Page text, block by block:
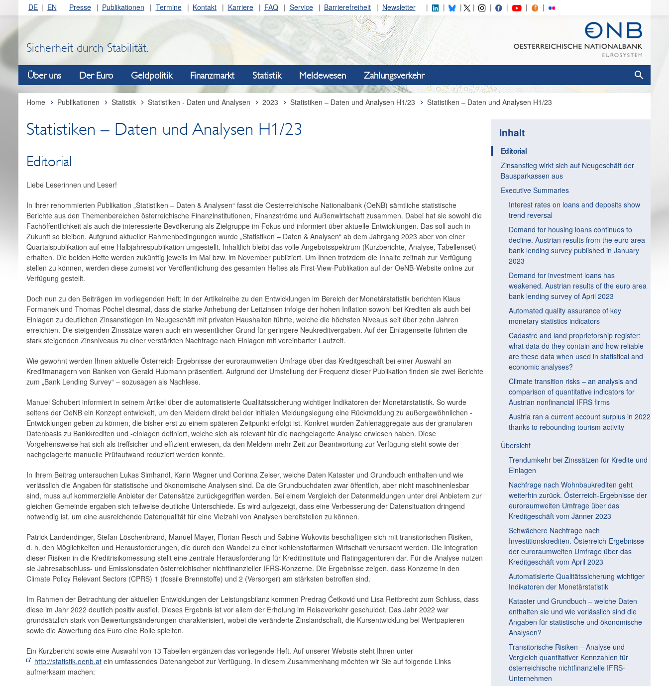
DE EN Presse Publikationen Termine Kontakt Karriere FAQ Service Barrierefreiheit Newsletter
Sicherheit durch Stabilität.
Über uns Der Euro Geldpolitik Finanzmarkt Statistik Meldewesen Zahlungsverkehr
Home Publikationen Statistik Statistiken - Daten und Analysen 2023 Statistiken – Daten und Analysen H1/23 Statistiken – Daten und Analysen H1/23
Statistiken – Daten und Analysen H1/23
Editorial
Liebe Leserinnen und Leser!
In ihrer renommierten Publikation „Statistiken – Daten & Analysen“ fasst die Oesterreichische ­Nationalbank (OeNB) sämtliche statistische
Berichte aus den Themenbereichen österreichische ­Finanzinstitutionen, Finanzströme und Außenwirtschaft zusammen. Dabei hat sie sowohl die
­Fachöffentlichkeit als auch die interessierte Bevölkerung als Zielgruppe im Fokus und informiert über aktuelle Entwicklungen. Das soll auch in
Zukunft so bleiben. Aufgrund aktueller ­Rahmenbedingungen wurde „Statistiken – Daten & Analysen“ ab dem Jahrgang 2023 aber von einer
Quartalspublikation auf eine Halbjahrespublikation umgestellt. Inhaltlich bleibt das volle Angebotsspektrum (Kurz­berichte, Analyse, Tabellenset)
erhalten. Die beiden Hefte werden zukünftig jeweils im Mai bzw. im November publiziert. Um Ihnen trotzdem die Inhalte zeitnah zur Verfügung
stellen zu können, ­werden diese zumeist vor Veröffentlichung des gesamten Heftes als First-View-Publikation auf der OeNB-Website online zur
Verfügung gestellt.
Doch nun zu den Beiträgen im vorliegenden Heft: In der Artikelreihe zu den Entwicklungen im ­Bereich der Monetärstatistik berichten Klaus
Formanek und Thomas Pöchel diesmal, dass die starke Anhebung der Leitzinsen infolge der hohen Inflation sowohl bei Krediten als auch bei
Einlagen zu deutlichen Zinsanstiegen im Neugeschäft mit privaten Haushalten führte, welche die höchsten Niveaus seit über zehn Jahren
erreichten. Die steigenden Zinssätze waren auch ein wesentlicher Grund für geringere Neukreditvergaben. Auf der Einlagenseite führten die
stark steigenden Zinsniveaus zu einer verstärkten Nachfrage nach Einlagen mit vereinbarter Laufzeit.
Wie gewohnt werden Ihnen aktuelle Österreich-Ergebnisse der euroraumweiten Umfrage über das Kreditgeschäft bei einer Auswahl an
Kreditmanagern von Banken von Gerald Hubmann präsentiert. Aufgrund der Umstellung der Frequenz dieser Publikation finden sie zwei Berichte
zum „Bank ­Lending Survey“ – sozusagen als Nachlese.
Manuel Schubert informiert in seinem Artikel über die automatisierte Qualitätssicherung ­wichtiger Indikatoren der Monetärstatistik. So wurde
seitens der OeNB ein Konzept entwickelt, um den Meldern direkt bei der initialen Meldungslegung eine Rückmeldung zu außergewöhnlichen ­
Entwicklungen geben zu können, die bisher erst zu einem späteren Zeitpunkt erfolgt ist. Konkret wurden Zahlenaggregate aus der granularen
Datenbasis zu Bankkrediten und -einlagen definiert, welche sich als relevant für die nachgelagerte Analyse erwiesen haben. Diese
Vorgehensweise hat sich als treffsicher und effizient erwiesen, da den Meldern mehr Zeit zur Beantwortung zur Verfügung steht sowie der
nachgelagerte manuelle Prüfaufwand reduziert werden konnte.
In ihrem Beitrag untersuchen Lukas Simhandl, Karin Wagner und Corinna Zeiser, welche Daten Kataster und Grundbuch enthalten und wie
verlässlich die Angaben für statistische und ökonomische Analysen sind. Da die Grundbuchdaten zwar öffentlich, aber nicht maschinenlesbar
sind, muss auf kommerzielle Anbieter der Datensätze zurückgegriffen werden. Bei einem Vergleich der ­Datenmeldungen unter drei Anbietern zur
gleichen Gemeinde ergaben sich teilweise deutliche Unterschiede. Es wird aufgezeigt, dass eine Verbesserung der Datensituation dringend
notwendig ist, um eine ausreichende Datenqualität für eine Vielzahl von Analysen bereitstellen zu können.
Patrick Landendinger, Stefan Löschenbrand, Manuel Mayer, Florian Resch und Sabine Wukovits beschäftigen sich mit transitorischen Risiken,
d. h. den Möglichkeiten und Herausforderungen, die durch den Wandel zu einer kohlenstoffarmen Wirtschaft verursacht werden. Die Integration
dieser Risiken in die Kreditrisikomessung stellt eine zentrale Herausforderung für Kreditinstitute und ­Ratingagenturen dar. Für die Analyse nutzen
sie Jahresabschluss- und Emissionsdaten österreichischer nichtfinanzieller IFRS-Konzerne. Die Ergebnisse zeigen, dass Konzerne in den
Climate Policy ­Relevant Sectors (CPRS) 1 (fossile Brennstoffe) und 2 (Versorger) am stärksten betroffen sind.
Im Rahmen der Betrachtung der aktuellen Entwicklungen der Leistungsbilanz kommen Predrag Ćetković und Lisa Reitbrecht zum Schluss, dass
diese im Jahr 2022 deutlich positiv ausfiel. Dieses Ergebnis ist vor allem der Erholung im Reiseverkehr geschuldet. Das Jahr 2022 war
grundsätzlich stark von Bewertungsänderungen charakterisiert, wobei die veränderte Zinslandschaft, die Kurs­entwicklung bei Wertpapieren
sowie die Abwertung des Euro eine Rolle spielten.
Ein Kurzbericht sowie eine Auswahl von 13 Tabellen ergänzen das vorliegende Heft. Auf unserer Website steht Ihnen unter
http://statistik.oenb.at ein umfassendes Datenangebot zur Verfügung. In diesem Zusammenhang möchten wir Sie auf folgende Links
aufmerksam machen:
Inhalt
Editorial
Zinsanstieg wirkt sich auf Neugeschäft der
Bausparkassen aus
Executive Summaries
Interest rates on loans and deposits show
trend reversal
Demand for housing loans continues to
decline. Austrian results from the euro area
bank lending survey published in January
2023
Demand for investment loans has
weakened. Austrian results of the euro area
bank lending survey of April 2023
Automated quality assurance of key
monetary statistics indicators
Cadastre and land proprietorship register:
what data do they contain and how reliable
are these data when used in statistical and
economic analyses?
Climate transition risks – an analysis and
comparison of quantitative indicators for
Austrian nonfinancial IFRS firms
Austria ran a current account surplus in 2022
thanks to rebounding tourism activity
Übersicht
Trendumkehr bei Zinssätzen für Kredite und
Einlagen
Nachfrage nach Wohnbaukrediten geht
weiterhin zurück. Österreich-Ergebnisse der
euroraumweiten Umfrage über das
Kreditgeschäft vom Jänner 2023
Schwächere Nachfrage nach
Investitionskrediten. Österreich-Ergebnisse
der euroraumweiten Umfrage über das
Kreditgeschäft vom April 2023
Automatisierte Qualitätssicherung wichtiger
Indikatoren der Monetärstatistik
Kataster und Grundbuch – welche Daten
enthalten sie und wie verlässlich sind die
Angaben für statistische und ökonomische
Analysen?
Transitorische Risiken – Analyse und
Vergleich quantitativer Kennzahlen für
österreichische nichtfinanzielle IFRS-
Unternehmen